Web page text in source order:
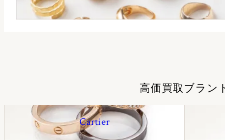
高価買取ブラン
Cartier